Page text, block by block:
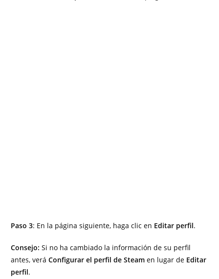
Paso 3: En la página siguiente, haga clic en Editar perfil.
Consejo: Si no ha cambiado la información de su perfil
antes, veráConfigurar el perfil de Steam en lugar de Editar
perfil.